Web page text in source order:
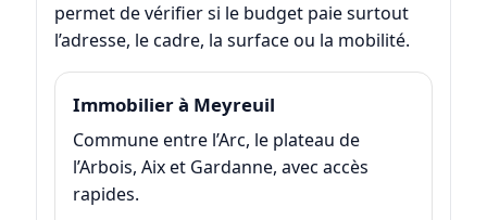
permet de vérifier si le budget paie surtout
l’adresse, le cadre, la surface ou la mobilité.
Immobilier à Meyreuil
Commune entre l’Arc, le plateau de
l’Arbois, Aix et Gardanne, avec accès
rapides.